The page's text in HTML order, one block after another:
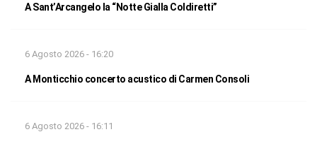
A Sant’Arcangelo la “Notte Gialla Coldiretti”
6 Agosto 2026 - 16:20
A Monticchio concerto acustico di Carmen Consoli
6 Agosto 2026 - 16:11